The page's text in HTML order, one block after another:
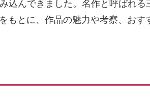
込んできました。名作と呼ばれる
もとに、作品の魅力や考察、おす